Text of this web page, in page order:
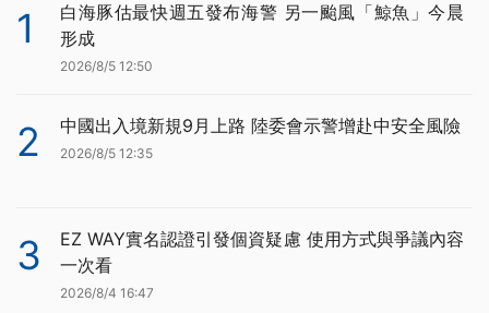
1
白海豚估最快週五發布海警 另一颱風「鯨魚」今晨
形成
2026/8/5 12:50
2 中國出入境新規9月上路 陸委會示警增赴中安全風險
2026/8/5 12:35
3
EZ WAY實名認證引發個資疑慮 使用方式與爭議內容
一次看
2026/8/4 16:47